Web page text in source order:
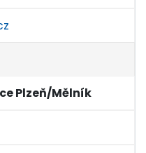
Plzeň/Mělník